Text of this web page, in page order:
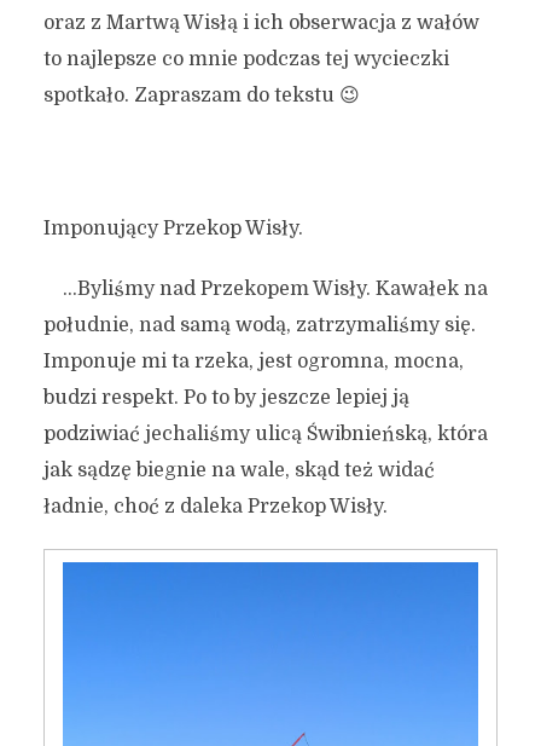
oraz z Martwą Wisłą i ich obserwacja z wałów
to najlepsze co mnie podczas tej wycieczki
spotkało. Zapraszam do tekstu 😉
Imponujący Przekop Wisły.
…Byliśmy nad Przekopem Wisły. Kawałek na
południe, nad samą wodą, zatrzymaliśmy się.
Imponuje mi ta rzeka, jest ogromna, mocna,
budzi respekt. Po to by jeszcze lepiej ją
podziwiać jechaliśmy ulicą Świbnieńską, która
jak sądzę biegnie na wale, skąd też widać
ładnie, choć z daleka Przekop Wisły.